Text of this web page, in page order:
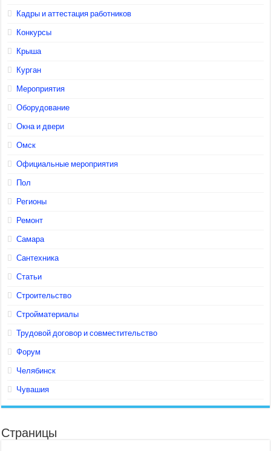
Кадры и аттестация работников
Конкурсы
Крыша
Курган
Мероприятия
Оборудование
Окна и двери
Омск
Официальные мероприятия
Пол
Регионы
Ремонт
Самара
Сантехника
Статьи
Строительство
Стройматериалы
Трудовой договор и совместительство
Форум
Челябинск
Чувашия
Страницы